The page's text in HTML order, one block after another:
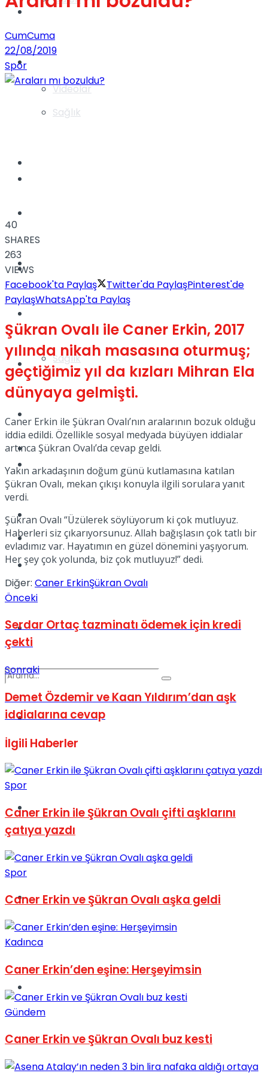
Videolar
Yaşam
Sağlık
TV
Kadınca
Dünya
Türkiye
Müzik
Sinema
Gündem
Sağlık
Dünya
Müzik
Tatil
Spor
Podcast
View All Result
CumCuma
22/08/2019
Spor
40
SHARES
263
VIEWS
Facebook'ta Paylaş
Twitter'da PaylaşPinterest'de
PaylaşWhatsApp'ta Paylaş
Şükran Ovalı ile Caner Erkin, 2017
yılında nikah masasına oturmuş;
geçtiğimiz yıl da kızları Mihran Ela
dünyaya gelmişti.
Caner Erkin ile Şükran Ovalı’nın aralarının bozuk olduğu
iddia edildi. Özellikle sosyal medyada büyüyen iddialar
artınca Şükran Ovalı’da cevap geldi.
Yakın arkadaşının doğum günü kutlamasına katılan
Şükran Ovalı, mekan çıkışı konuyla ilgili sorulara yanıt
verdi.
Şükran Ovalı “Üzülerek söylüyorum ki çok mutluyuz.
Haberleri siz çıkarıyorsunuz. Allah bağışlasın çok tatlı bir
evladımız var. Hayatımın en güzel dönemini yaşıyorum.
Her şey çok yolunda, biz çok mutluyuz!” dedi.
Diğer: Caner ErkinŞükran Ovalı
Önceki
Serdar Ortaç tazminatı ödemek için kredi
çekti
Sonraki
Demet Özdemir ve Kaan Yıldırım’dan aşk
iddialarına cevap
İlgili Haberler
Spor
Caner Erkin ile Şükran Ovalı çifti aşklarını
çatıya yazdı
Spor
Caner Erkin ve Şükran Ovalı aşka geldi
Kadınca
Caner Erkin’den eşine: Herşeyimsin
Gündem
Caner Erkin ve Şükran Ovalı buz kesti